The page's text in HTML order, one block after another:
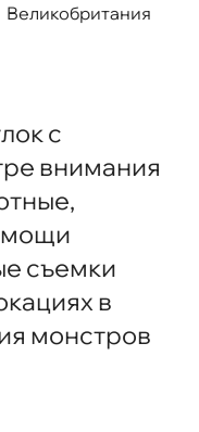
Великобритания
с
внимания
съемки
в
монстров